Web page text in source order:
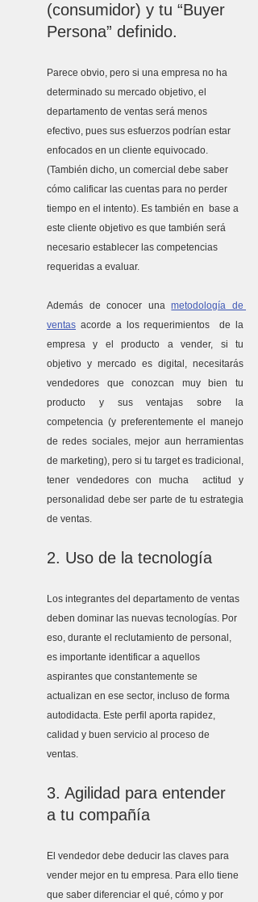
(consumidor) y tu “Buyer
Persona” definido.
Parece obvio, pero si una empresa no ha
determinado su mercado objetivo, el
departamento de ventas será menos
efectivo, pues sus esfuerzos podrían estar
enfocados en un cliente equivocado.
(También dicho, un comercial debe saber
cómo calificar las cuentas para no perder
tiempo en el intento). Es también en  base a
este cliente objetivo es que también será
necesario establecer las competencias
requeridas a evaluar.
Además de conocer una metodología de
ventas acorde a los requerimientos  de la
empresa y el producto a vender, si tu
objetivo y mercado es digital, necesitarás
vendedores que conozcan muy bien tu
producto y sus ventajas sobre la
competencia (y preferentemente el manejo
de redes sociales, mejor aun herramientas
de marketing), pero si tu target es tradicional,
tener vendedores con mucha  actitud y
personalidad debe ser parte de tu estrategia
de ventas.
2. Uso de la tecnología
Los integrantes del departamento de ventas
deben dominar las nuevas tecnologías. Por
eso, durante el reclutamiento de personal,
es importante identificar a aquellos
aspirantes que constantemente se
actualizan en ese sector, incluso de forma
autodidacta. Este perfil aporta rapidez,
calidad y buen servicio al proceso de
ventas.
3. Agilidad para entender
a tu compañía
El vendedor debe deducir las claves para
vender mejor en tu empresa. Para ello tiene
que saber diferenciar el qué, cómo y por